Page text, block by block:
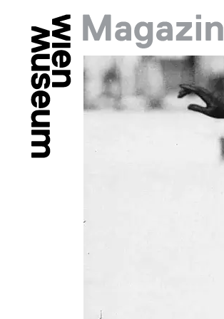
Springe zu:
Hauptmenü: